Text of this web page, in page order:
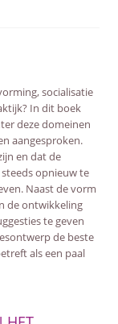
socialisatie
In dit boek
deze domeinen
aangesproken.
en dat de
opnieuw te
Naast de vorm
de ontwikkeling
te geven
de beste
als een paal